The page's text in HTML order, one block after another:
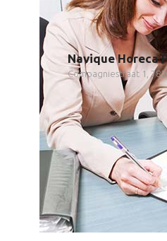
Navique Horeca
Compagniestraat 1,